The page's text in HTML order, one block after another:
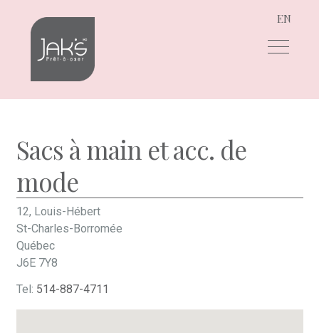
Aller
navigation
Aller
contenu
EN
Sacs à main et acc. de
mode
12, Louis-Hébert
St-Charles-Borromée
Québec
J6E 7Y8
Tel: 514-887-4711